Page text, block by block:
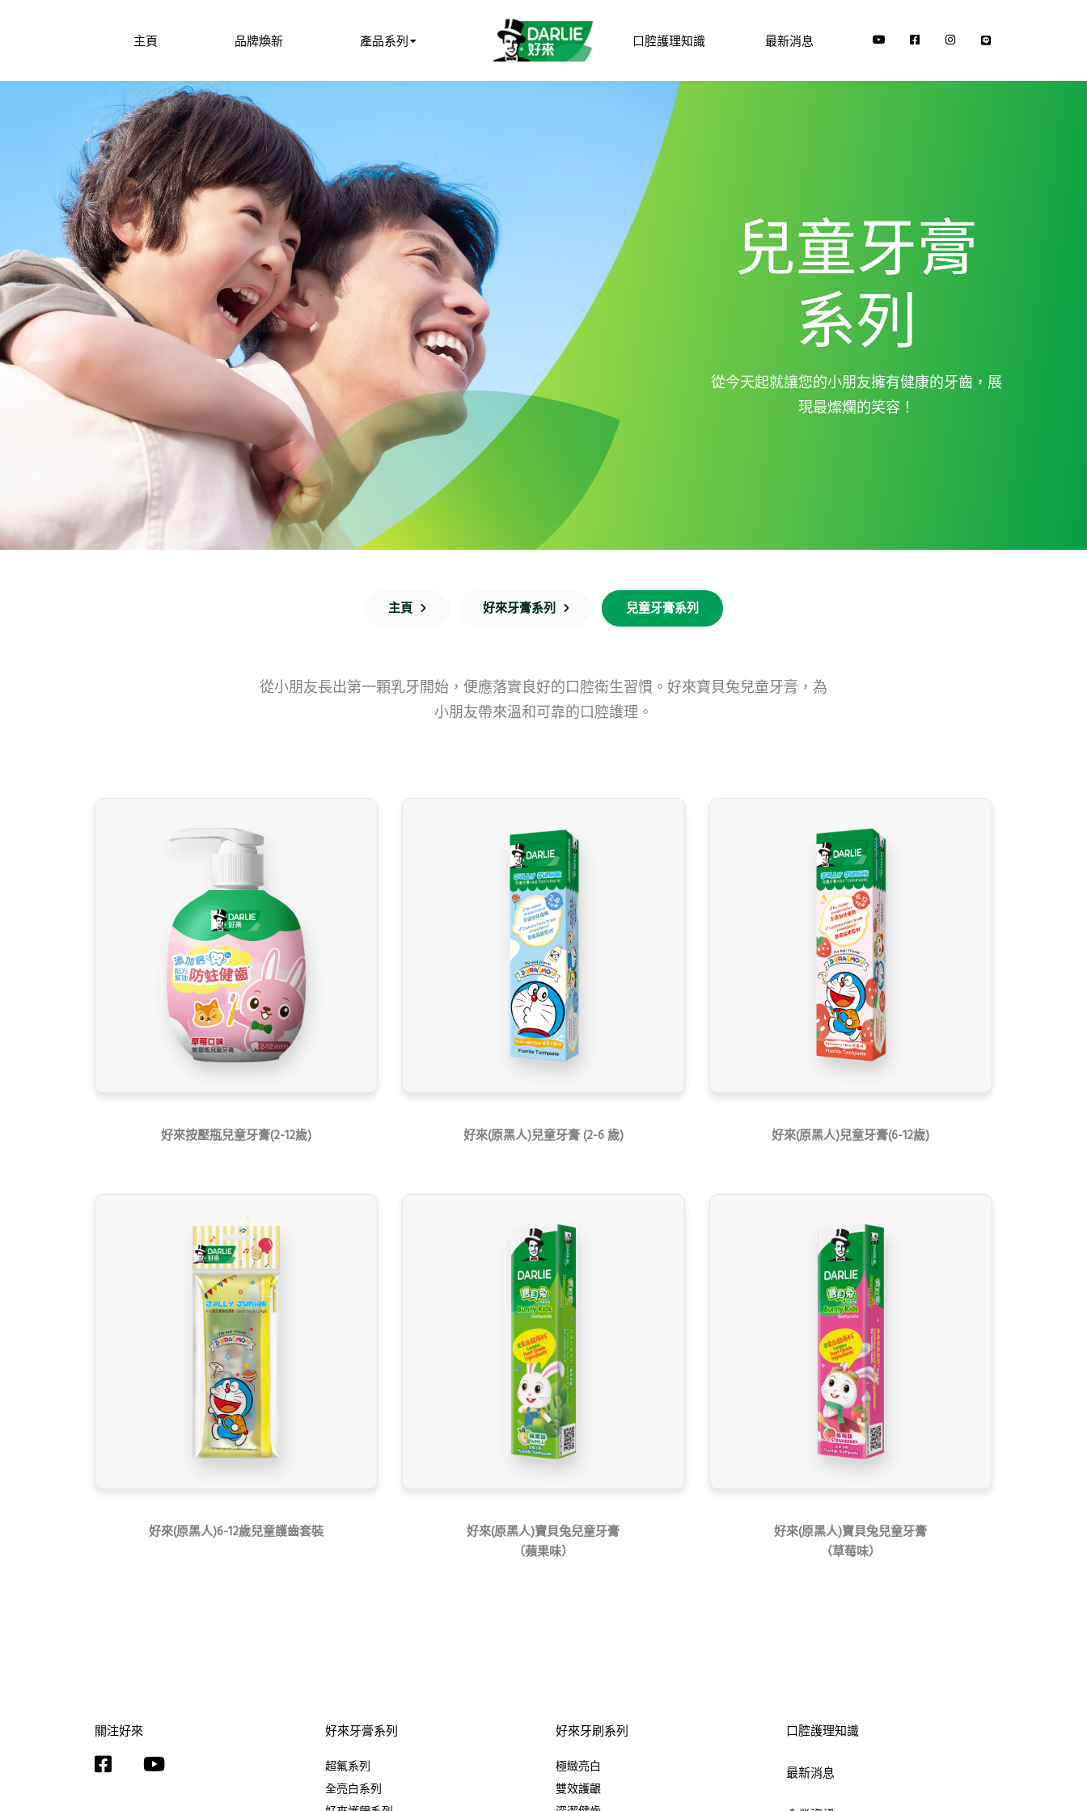
主頁 品牌煥新 產品系列 口腔護理知識 最新消息
兒童牙膏
系列
從今天起就讓您的小朋友擁有健康的牙齒，展
現最燦爛的笑容！
主頁 好來牙膏系列 兒童牙膏系列
從小朋友長出第一顆乳牙開始，便應落實良好的口腔衛生習慣。好來寶貝兔兒童牙膏，為
小朋友帶來溫和可靠的口腔護理。
好來按壓瓶兒童牙膏(2-12歲) 好來(原黑人)兒童牙膏 (2-6 歲) 好來(原黑人)兒童牙膏(6-12歲)
好來(原黑人)6-12歲兒童護齒套裝
好來(原黑人)寶貝兔兒童牙膏
（蘋果味）
好來(原黑人)寶貝兔兒童牙膏
（草莓味）
關注好來 好來牙膏系列
超氟系列
全亮白系列
好來牙刷系列
極緻亮白
雙效護齦
口腔護理知識
最新消息